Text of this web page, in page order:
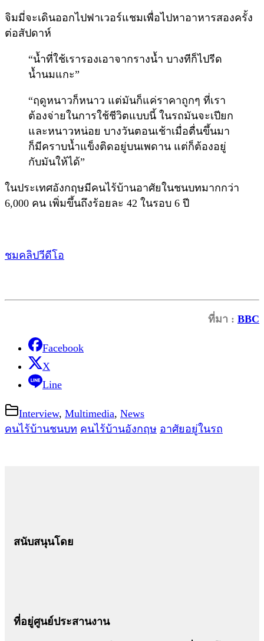
จิมมี่จะเดินออกไปฟาเวอร์แชมเพื่อไปหาอาหารสองครั้ง
ต่อสัปดาห์
“น้ำที่ใช้เรารองเอาจากรางน้ำ บางทีก็ไปรีด
น้ำนมแกะ”
“ฤดูหนาวก็หนาว แต่มันก็แค่ราคาถูกๆ ที่เรา
ต้องจ่ายในการใช้ชีวิตแบบนี้ ในรถมันจะเปียก
และหนาวหน่อย บางวันตอนเช้าเมื่อตื่นขึ้นมา
ก็มีคราบน้ำแข็งติดอยู่บนเพดาน แต่ก็ต้องอยู่
กับมันให้ได้”
ในประเทศอังกฤษมีคนไร้บ้านอาศัยในชนบทมากกว่า
6,000 คน เพิ่มขึ้นถึงร้อยละ 42 ในรอบ 6 ปี
ชมคลิปวีดีโอ
ที่มา : BBC
Facebook
X
Line
Interview, Multimedia, News
คนไร้บ้านชนบท คนไร้บ้านอังกฤษ อาศัยอยู่ในรถ
สนับสนุนโดย
ที่อยู่ศูนย์ประสานงาน